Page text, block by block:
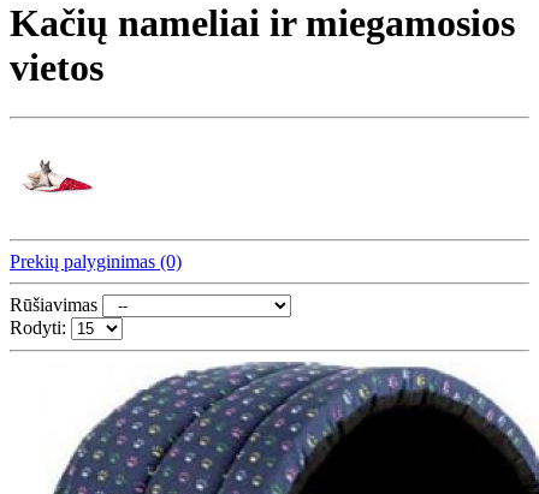
Kačių nameliai ir miegamosios
vietos
Prekių palyginimas (0)
Rūšiavimas
Rodyti: